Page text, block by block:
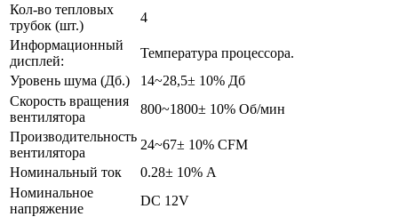
Кол-во тепловых
трубок (шт.)
4
Информационный
дисплей:
Температура процессора.
Уровень шума (Дб.)
14~28,5± 10% Дб
Скорость вращения
вентилятора
800~1800± 10% Об/мин
Производительность
вентилятора
24~67± 10% CFM
Номинальный ток
0.28± 10% А
Номинальное
напряжение
DC 12V